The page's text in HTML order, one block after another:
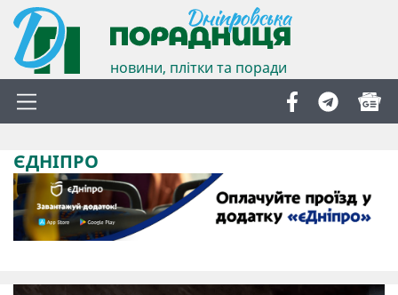
новини, плітки та поради
ЄДНІПРО